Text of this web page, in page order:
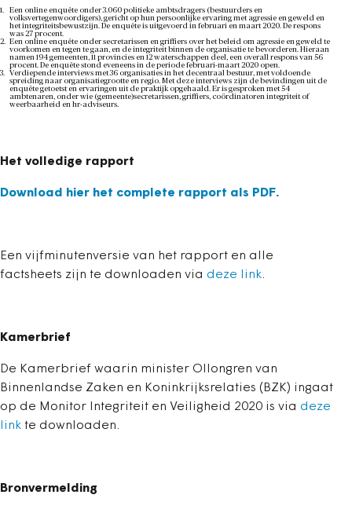
Een online enquête onder 3.060 politieke ambtsdragers (bestuurders en
volksvertegenwoordigers), gericht op hun persoonlijke ervaring met agressie en geweld en
het integriteitsbewustzijn. De enquête is uitgevoerd in februari en maart 2020. De respons
was 27 procent.
Een online enquête onder secretarissen en griffiers over het beleid om agressie en geweld te
voorkomen en tegen te gaan, en de integriteit binnen de organisatie te bevorderen. Hieraan
namen 194 gemeenten, 11 provincies en 12 waterschappen deel, een overall respons van 56
procent. De enquête stond eveneens in de periode februari-maart 2020 open.
Verdiepende interviews met 36 organisaties in het decentraal bestuur, met voldoende
spreiding naar organisatiegrootte en regio. Met deze interviews zijn de bevindingen uit de
enquête getoetst en ervaringen uit de praktijk opgehaald. Er is gesproken met 54
ambtenaren, onder wie (gemeente)secretarissen, griffiers, coördinatoren integriteit of
weerbaarheid en hr-adviseurs.
Het volledige rapport
Download hier het complete rapport als PDF.
Een vijfminutenversie van het rapport en alle
factsheets zijn te downloaden via deze link.
Kamerbrief
De Kamerbrief waarin minister Ollongren van
Binnenlandse Zaken en Koninkrijksrelaties (BZK) ingaat
op de Monitor Integriteit en Veiligheid 2020 is via deze
link te downloaden.
Bronvermelding